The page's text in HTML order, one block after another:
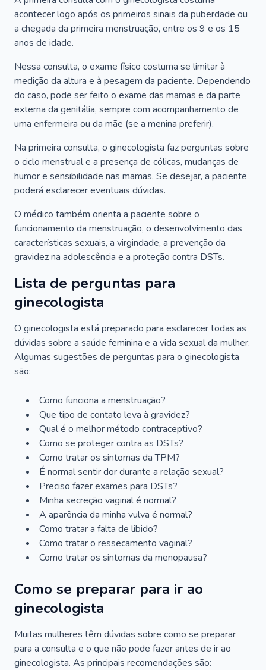
acontecer logo após os primeiros sinais da puberdade ou
a chegada da primeira menstruação, entre os 9 e os 15
anos de idade.
Nessa consulta, o exame físico costuma se limitar à
medição da altura e à pesagem da paciente. Dependendo
do caso, pode ser feito o exame das mamas e da parte
externa da genitália, sempre com acompanhamento de
uma enfermeira ou da mãe (se a menina preferir).
Na primeira consulta, o ginecologista faz perguntas sobre
o ciclo menstrual e a presença de cólicas, mudanças de
humor e sensibilidade nas mamas. Se desejar, a paciente
poderá esclarecer eventuais dúvidas.
O médico também orienta a paciente sobre o
funcionamento da menstruação, o desenvolvimento das
características sexuais, a virgindade, a prevenção da
gravidez na adolescência e a proteção contra DSTs.
Lista de perguntas para
ginecologista
O ginecologista está preparado para esclarecer todas as
dúvidas sobre a saúde feminina e a vida sexual da mulher.
Algumas sugestões de perguntas para o ginecologista
são:
Como funciona a menstruação?
Que tipo de contato leva à gravidez?
Qual é o melhor método contraceptivo?
Como se proteger contra as DSTs?
Como tratar os sintomas da TPM?
É normal sentir dor durante a relação sexual?
Preciso fazer exames para DSTs?
Minha secreção vaginal é normal?
A aparência da minha vulva é normal?
Como tratar a falta de libido?
Como tratar o ressecamento vaginal?
Como tratar os sintomas da menopausa?
Como se preparar para ir ao
ginecologista
Muitas mulheres têm dúvidas sobre como se preparar
para a consulta e o que não pode fazer antes de ir ao
ginecologista. As principais recomendações são: